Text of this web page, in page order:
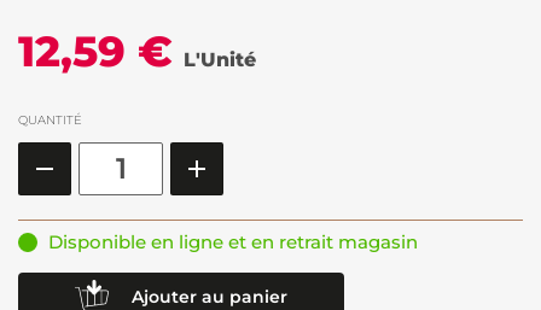
12,59 € L'Unité
QUANTITÉ
Disponible en ligne et en retrait magasin
Ajouter au panier